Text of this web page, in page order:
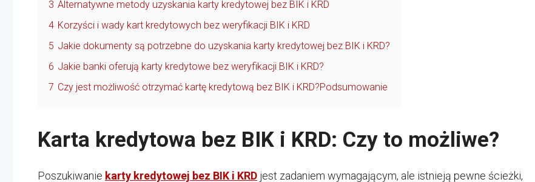
3 Alternatywne metody uzyskania karty kredytowej bez BIK i KRD
4 Korzyści i wady kart kredytowych bez weryfikacji BIK i KRD
5 Jakie dokumenty są potrzebne do uzyskania karty kredytowej bez BIK i KRD?
6 Jakie banki oferują karty kredytowe bez weryfikacji BIK i KRD?
7 Czy jest możliwość otrzymać kartę kredytową bez BIK i KRD?Podsumowanie
Karta kredytowa bez BIK i KRD: Czy to możliwe?
Poszukiwanie karty kredytowej bez BIK i KRD jest zadaniem wymagającym, ale istnieją pewne ścieżki,